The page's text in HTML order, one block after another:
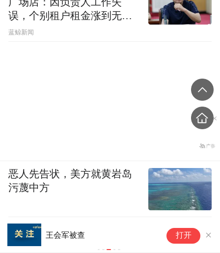
王会军被查 打开
误，个别租户租金涨到无法
想象
蓝鲸新闻
恶人先告状，美方就黄岩岛
污蔑中方